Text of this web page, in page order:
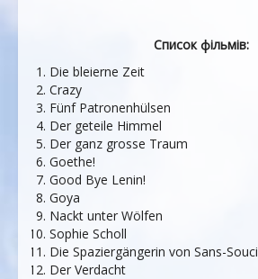
Список фільмів:
Die bleierne Zeit
Crazy
Fünf Patronenhülsen
Der geteile Himmel
Der ganz grosse Traum
Goethe!
Good Bye Lenin!
Goya
Nackt unter Wölfen
Sophie Scholl
Die Spaziergängerin von Sans-Souci
Der Verdacht